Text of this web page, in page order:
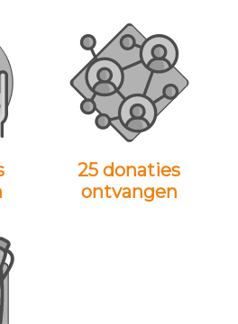
25 donaties
ontvangen